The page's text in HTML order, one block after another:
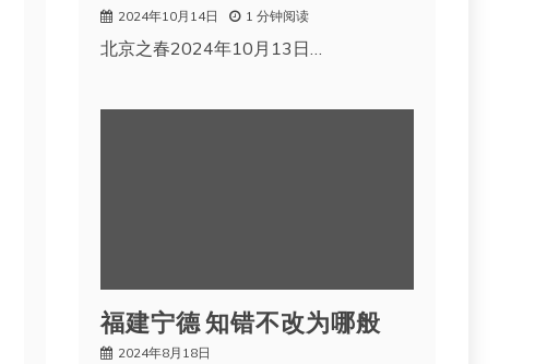
2024年10月14日 1 分钟阅读
北京之春2024年10月13日…
福建宁德 知错不改为哪般
2024年8月18日